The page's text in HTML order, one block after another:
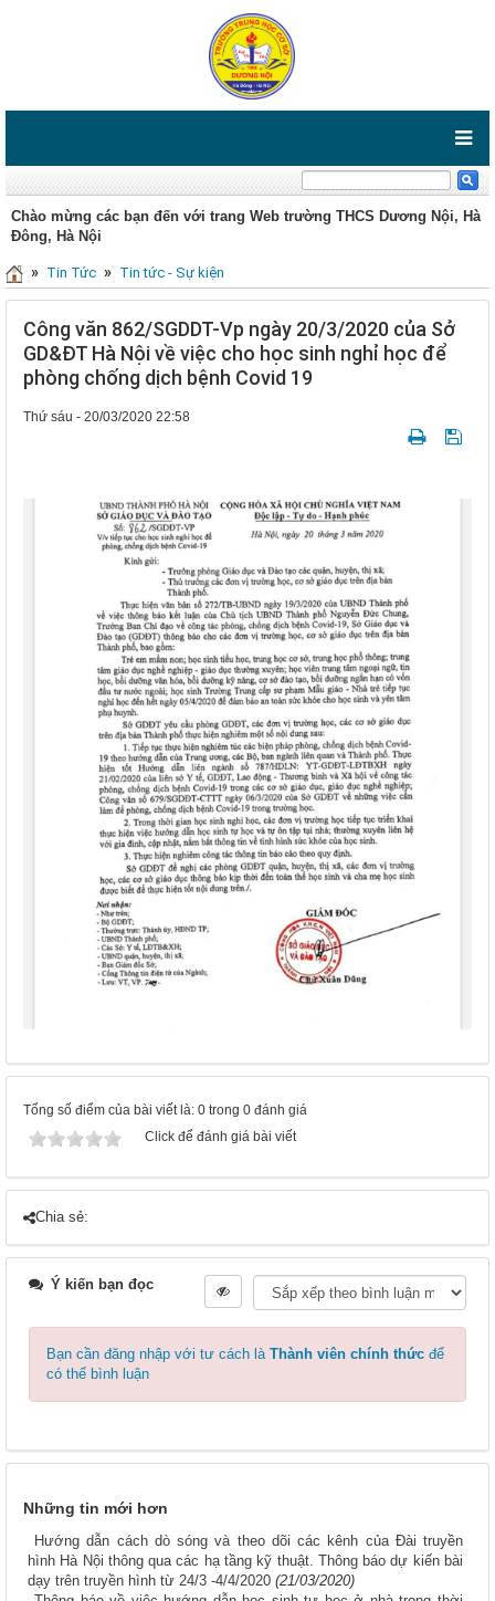
Chào mừng các bạn đến với trang Web trường THCS Dương Nội, Hà
Đông, Hà Nội
» Tin Tức » Tin tức - Sự kiện
Công văn 862/SGDDT-Vp ngày 20/3/2020 của Sở
GD&ĐT Hà Nội về việc cho học sinh nghỉ học để
phòng chống dịch bệnh Covid 19
Thứ sáu - 20/03/2020 22:58
Tổng số điểm của bài viết là: 0 trong 0 đánh giá
Click để đánh giá bài viết
Chia sẻ:
Ý kiến bạn đọc
Bạn cần đăng nhập với tư cách là Thành viên chính thức để
có thể bình luận
Những tin mới hơn
Hướng dẫn cách dò sóng và theo dõi các kênh của Đài truyền
hình Hà Nội thông qua các hạ tầng kỹ thuật. Thông báo dự kiến bài
dạy trên truyền hình từ 24/3 -4/4/2020 (21/03/2020)